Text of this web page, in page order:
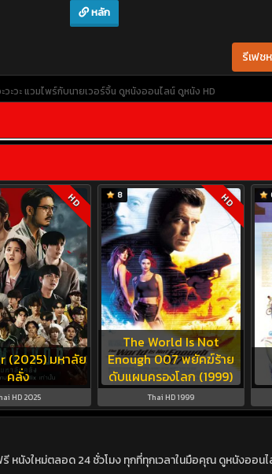
หลัก
รีเฟช
ะวะ แวมไพร์กับนายเวอร์จิ้น ดูหนังออนไลน์ ดูหนัง HD
(2025) มหาลัย
คลั่ง
HD
HD 2025
The World Is Not
Enough 007 พยัคฆ์ร้าย
ดับแผนครองโลก (1999)
8 HD
Thai HD 1999
นังใหม่ตลอด 24 ชั่วโมง ทุกที่ทุกเวลาในมือคุณ ดูหนังออน